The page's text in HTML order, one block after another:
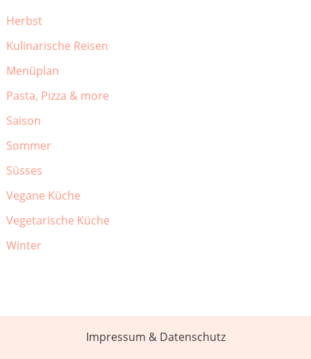
Herbst
Kulinarische Reisen
Menüplan
Pasta, Pizza & more
Saison
Sommer
Süsses
Vegane Küche
Vegetarische Küche
Winter
Impressum & Datenschutz